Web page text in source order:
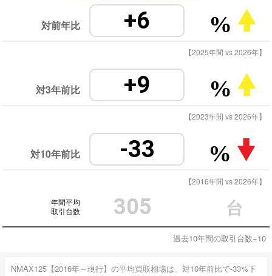
対前年比 +6 %
【2025年間 vs 2026年】
対3年前比 +9 %
【2023年間 vs 2026年】
対10年前比 -33 %
【2016年間 vs 2026年】
年間平均
取引台数
305 台
過去10年間の取引台数÷10
NMAX125【2016年～現行】の平均買取相場は、対10年前比で-33%下